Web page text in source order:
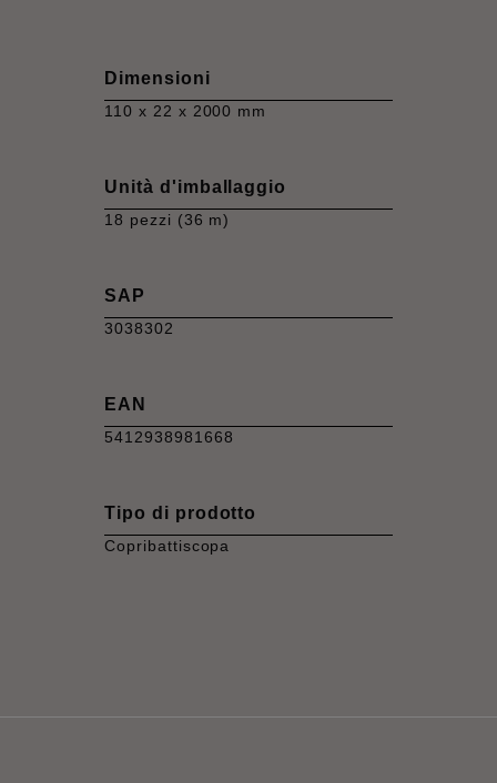
Dimensioni
110 x 22 x 2000 mm
Unità d'imballaggio
18 pezzi (36 m)
SAP
3038302
EAN
5412938981668
Tipo di prodotto
Copribattiscopa